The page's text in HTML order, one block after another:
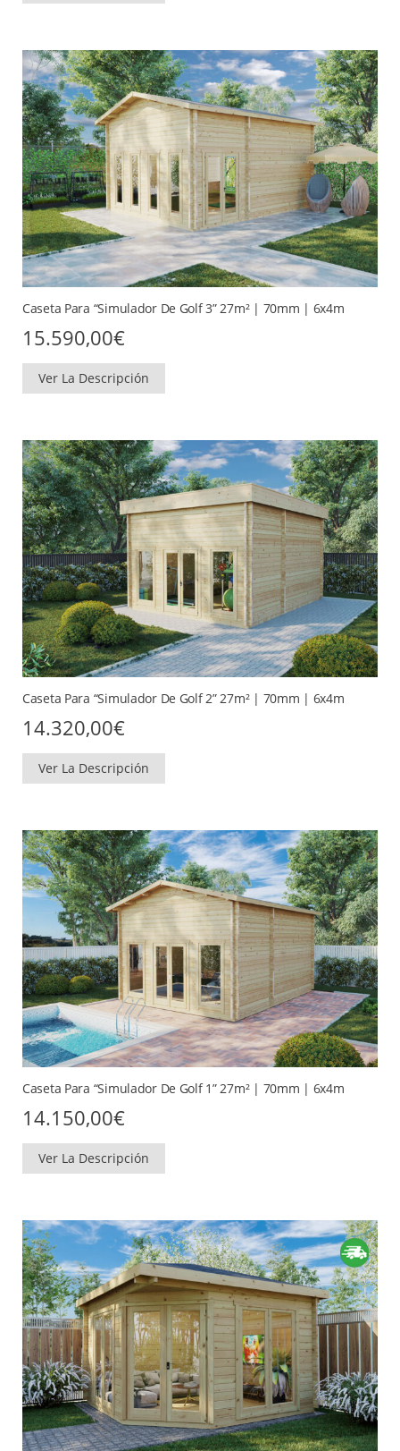
Caseta Para “Simulador De Golf 3” 27m² | 70mm | 6x4m
15.590,00€
Ver La Descripción
Caseta Para “Simulador De Golf 2” 27m² | 70mm | 6x4m
14.320,00€
Ver La Descripción
Caseta Para “Simulador De Golf 1” 27m² | 70mm | 6x4m
14.150,00€
Ver La Descripción